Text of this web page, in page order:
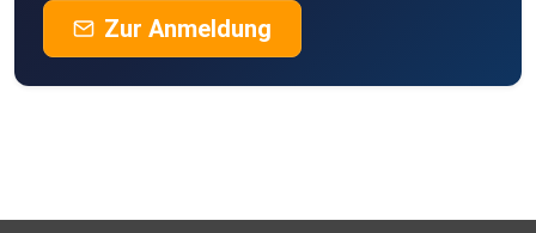
Zur Anmeldung